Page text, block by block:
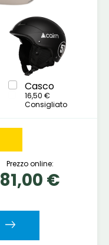
Casco
16,50 €
Consigliato
Prezzo online:
81,00 €